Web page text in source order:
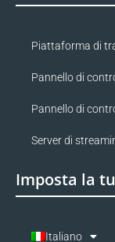
Piattaforma di
Pannello di
Pannello di
Server di
Imposta la
Italiano